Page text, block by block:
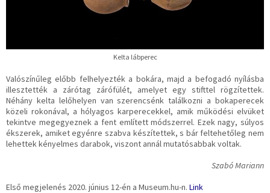
Kelta lábperec
Valószínűleg előbb felhelyezték a bokára, majd a befogadó nyílásba
illesztették a zárótag zárófülét, amelyet egy stifttel rögzítettek.
Néhány kelta lelőhelyen van szerencsénk találkozni a bokaperecek
közeli rokonával, a hólyagos karperecekkel, amik működési elvüket
tekintve megegyeznek a fent említett módszerrel. Ezek nagy, súlyos
ékszerek, amiket egyénre szabva készítettek, s bár feltehetőleg nem
lehettek kényelmes darabok, viszont annál mutatósabbak voltak.
Szabó Mariann
Első megjelenés 2020. június 12-én a Museum.hu-n. Link